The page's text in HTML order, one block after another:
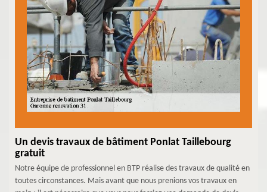
Un devis travaux de bâtiment Ponlat Taillebourg
gratuit
Notre équipe de professionnel en BTP réalise des travaux de qualité en
toutes circonstances. Mais avant que nous prenions vos travaux en